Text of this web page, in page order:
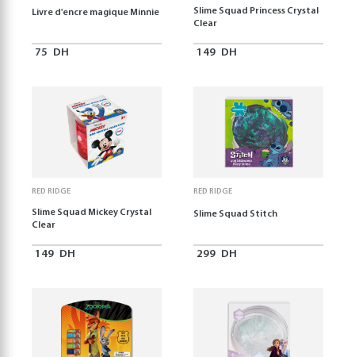
Livre d'encre magique Minnie
75 DH
Slime Squad Princess Crystal
Clear
149 DH
RED RIDGE
Slime Squad Mickey Crystal
Clear
149 DH
RED RIDGE
Slime Squad Stitch
299 DH